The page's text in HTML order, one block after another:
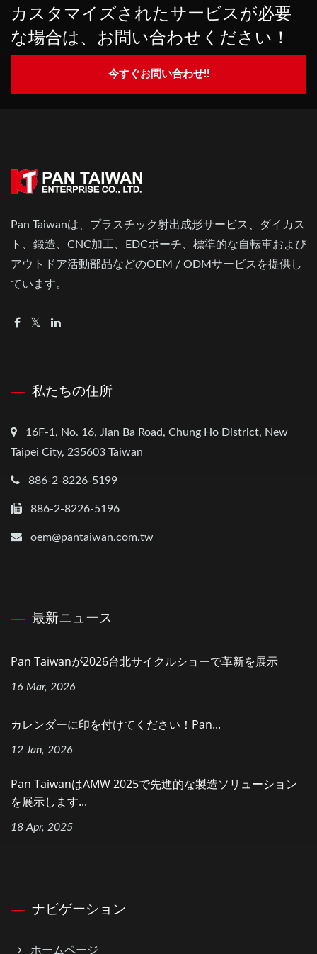
カスタマイズされたサービスが必要
な場合は、お問い合わせください！
今すぐお問い合わせ!!
Pan Taiwanは、プラスチック射出成形サービス、ダイカス
ト、鍛造、CNC加工、EDCポーチ、標準的な自転車および
アウトドア活動部品などのOEM / ODMサービスを提供し
ています。
私たちの住所
16F-1, No. 16, Jian Ba Road, Chung Ho District, New
Taipei City, 235603 Taiwan
886-2-8226-5199
886-2-8226-5196
oem@pantaiwan.com.tw
最新ニュース
Pan Taiwanが2026台北サイクルショーで革新を展示
16 Mar, 2026
カレンダーに印を付けてください！Pan...
12 Jan, 2026
Pan TaiwanはAMW 2025で先進的な製造ソリューション
を展示します...
18 Apr, 2025
ナビゲーション
ホームページ